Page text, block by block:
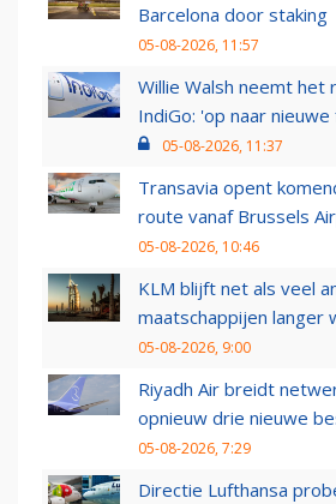
Barcelona door staking
05-08-2026, 11:57
Willie Walsh neemt het
IndiGo: 'op naar
05-08-2026, 11:37
Transavia opent
route vanaf Brussels
05-08-2026, 10:46
KLM blijft net als veel
maatschappijen langer
05-08-2026, 9:00
Riyadh Air breidt
opnieuw drie nieuwe
05-08-2026, 7:29
Directie Lufthansa